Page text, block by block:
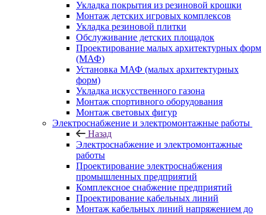
Укладка покрытия из резиновой крошки
Монтаж детских игровых комплексов
Укладка резиновой плитки
Обслуживание детских площадок
Проектирование малых архитектурных форм
(МАФ)
Установка МАФ (малых архитектурных
форм)
Укладка искусственного газона
Монтаж спортивного оборудования
Монтаж световых фигур
Электроснабжение и электромонтажные работы
Назад
Электроснабжение и электромонтажные
работы
Проектирование электроснабжения
промышленных предприятий
Комплексное снабжение предприятий
Проектирование кабельных линий
Монтаж кабельных линий напряжением до